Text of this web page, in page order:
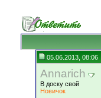
05.06.2013, 08:06
Annarich
В доску свой
Новичок